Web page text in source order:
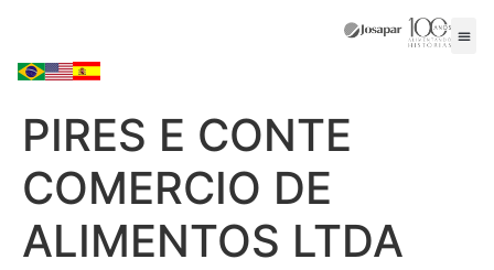
PIRES E CONTE
COMERCIO DE
ALIMENTOS LTDA